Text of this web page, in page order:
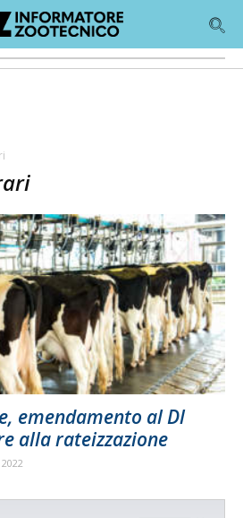
emendamento al Dl
alla rateizzazione